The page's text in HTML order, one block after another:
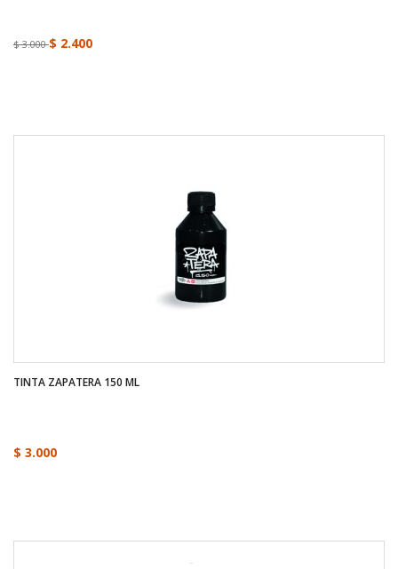
$ 3.000$ 2.400
TINTA ZAPATERA 150 ML
$ 3.000